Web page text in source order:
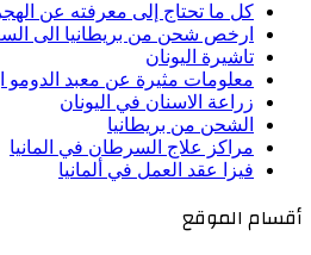
كل ما تحتاج إلى معرفته عن
ارخص شحن من بريطانيا الى
تاشيرة اليونان
معلومات مثيرة عن معبد الدومو
زراعة الاسنان في اليونان
الشحن من بريطانيا
مراكز علاج السرطان في المانيا
فيزا عقد العمل في ألمانيا
أقسام الموقع